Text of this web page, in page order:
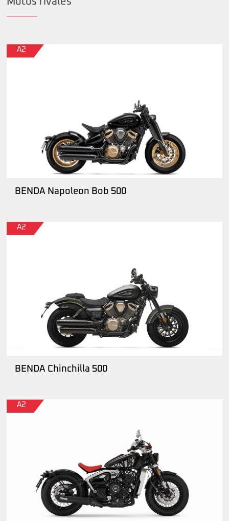
A2
BENDA Napoleon Bob 500
A2
BENDA Chinchilla 500
A2